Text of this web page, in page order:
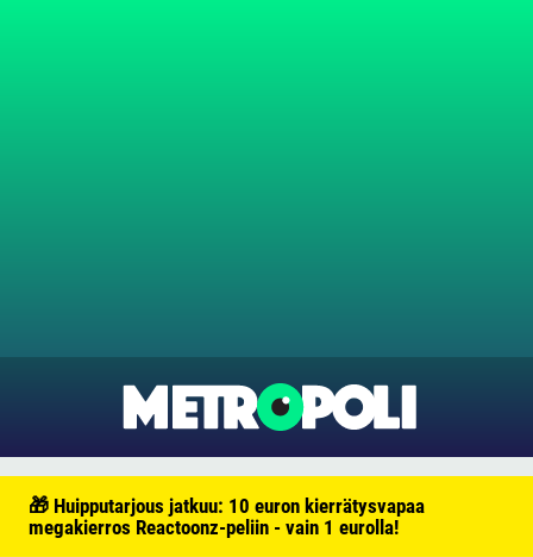
🎁 Huipputarjous jatkuu: 10 euron kierrätysvapaa
megakierros Reactoonz-peliin - vain 1 eurolla!